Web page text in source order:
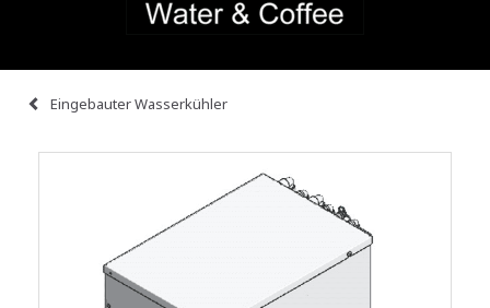
Eingebauter Wasserkühler